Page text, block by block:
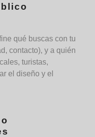
qué buscas con tu
contacto), y a quién
turistas,
el diseño y el